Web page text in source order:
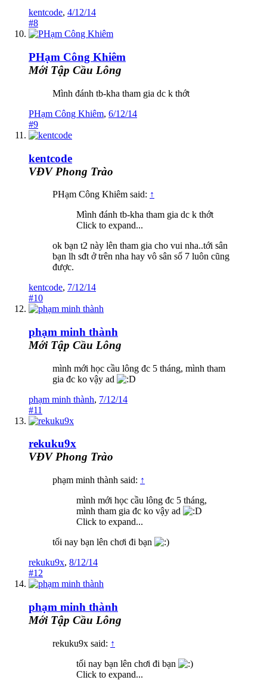
kentcode, 4/12/14
#8
PHạm Công Khiêm
Mới Tập Cầu Lông
Mình đánh tb-kha tham gia dc k thớt
PHạm Công Khiêm, 6/12/14
#9
kentcode
VĐV Phong Trào
PHạm Công Khiêm said: ↑
Mình đánh tb-kha tham gia dc k thớt
Click to expand...
ok bạn t2 này lên tham gia cho vui nha..tới sân
bạn lh sđt ở trên nha hay vô sân số 7 luôn cũng
được.
kentcode, 7/12/14
#10
phạm minh thành
Mới Tập Cầu Lông
mình mới học cầu lông đc 5 tháng, mình tham
gia đc ko vậy ad
phạm minh thành, 7/12/14
#11
rekuku9x
VĐV Phong Trào
phạm minh thành said: ↑
mình mới học cầu lông đc 5 tháng,
mình tham gia đc ko vậy ad
Click to expand...
tối nay bạn lên chơi đi bạn
rekuku9x, 8/12/14
#12
phạm minh thành
Mới Tập Cầu Lông
rekuku9x said: ↑
tối nay bạn lên chơi đi bạn
Click to expand...